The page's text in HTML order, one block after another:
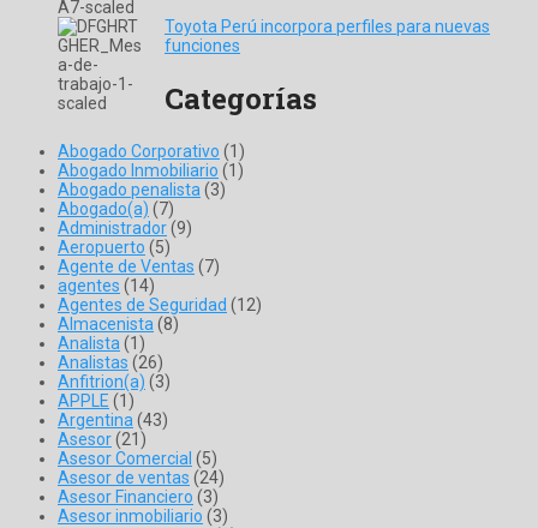
Toyota Perú incorpora perfiles para nuevas
funciones
Categorías
Abogado Corporativo (1)
Abogado Inmobiliario (1)
Abogado penalista (3)
Abogado(a) (7)
Administrador(9)
Aeropuerto (5)
Agente de Ventas (7)
agentes (14)
Agentes de Seguridad (12)
Almacenista (8)
Analista (1)
Analistas (26)
Anfitrion(a) (3)
APPLE (1)
Argentina (43)
Asesor(21)
Asesor Comercial (5)
Asesor de ventas (24)
Asesor Financiero (3)
Asesor inmobiliario (3)